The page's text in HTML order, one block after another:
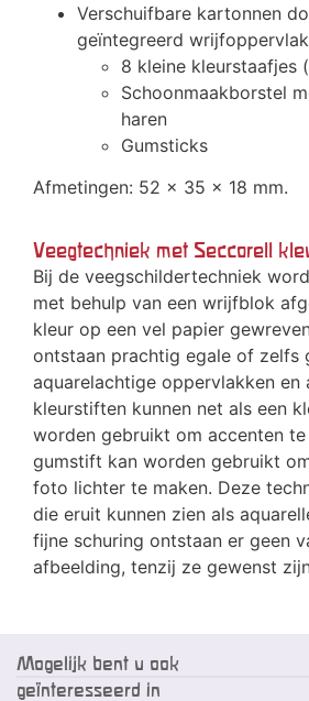
Verschuifbare kartonnen
geïntegreerd
8 kleine kleurstaafjes
Schoonmaakborstel
haren
Gumsticks
Afmetingen: 52 x 35 x 18 mm.
Veegtechniek met Seccorell
Bij de veegschildertechniek
met behulp van een wrijfblok
kleur op een vel papier
ontstaan prachtig egale of zelfs
aquarelachtige oppervlakken en
kleurstiften kunnen net als een
worden gebruikt om accenten te
gumstift kan worden gebruikt
foto lichter te maken. Deze
die eruit kunnen zien als
fijne schuring ontstaan er geen
afbeelding, tenzij ze gewenst
Mogelijk bent u ook
geïnteresseerd in